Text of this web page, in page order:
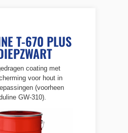
T-670 PLUS
coating met
voor hout in
(voorheen
GW-310).